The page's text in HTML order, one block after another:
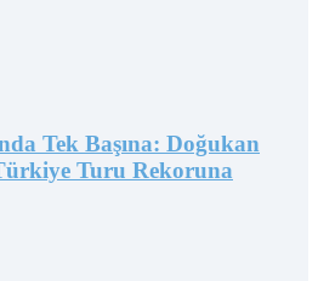
Tek Başına: Doğukan
Turu Rekoruna